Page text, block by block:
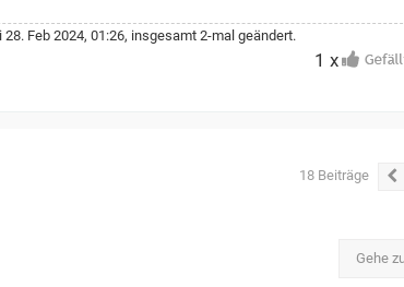
Feb 2024, 01:26, insgesamt 2-mal geändert.
1 x
18 Beiträge
Gehe